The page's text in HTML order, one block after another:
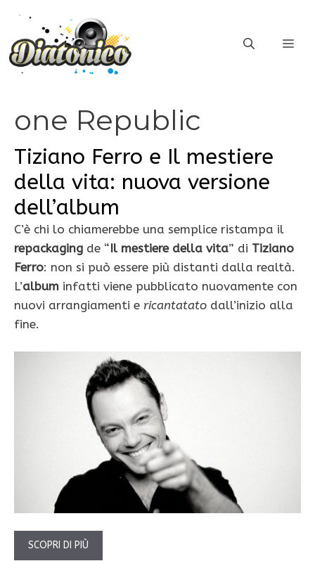
contenuto
one Republic
Tiziano Ferro e Il mestiere
della vita: nuova versione
dell’album
C’è chi lo chiamerebbe una semplice ristampa il
repackaging de “Il mestiere della vita” di Tiziano
Ferro: non si può essere più distanti dalla realtà.
L’album infatti viene pubblicato nuovamente con
nuovi arrangiamenti e ricantatato dall’inizio alla
fine.
SCOPRI DI PIÙ